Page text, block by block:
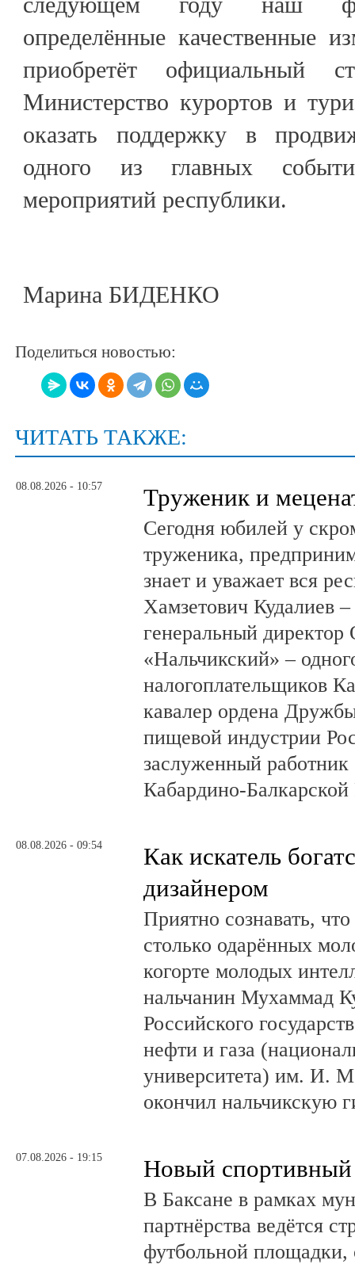
определённые качественные
приобретёт официальный
Министерство курортов и
оказать поддержку в
одного из главных
мероприятий республики.
Марина БИДЕНКО
Поделиться новостью:
ЧИТАТЬ ТАКЖЕ:
08.08.2026 - 10:57 Труженик и
Сегодня юбилей у
труженика,
знает и уважает вся
Хамзетович Кудалиев
генеральный
«Нальчикский» –
налогоплательщиков
кавалер ордена
пищевой индустрии
заслуженный работник
Кабардино-
08.08.2026 - 09:54
Как искатель
дизайнером
Приятно сознавать,
столько одарённых
когорте молодых
нальчанин Мухаммад
Российского
нефти и газа
университета) им. И.
окончил нальчикскую
07.08.2026 - 19:15 Новый спортивный
В Баксане в рамках
партнёрства ведётся
футбольной